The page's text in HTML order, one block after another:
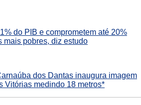
do PIB e comprometem até 20%
mais pobres, diz estudo
dos Dantas inaugura imagem
Vitórias medindo 18 metros*